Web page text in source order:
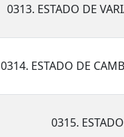
0313. ESTADO DE
0314. ESTADO DE
0315.